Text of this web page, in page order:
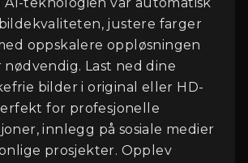
justere farger
oppskalere oppløsningen
nødvendig. Last ned dine
bilder i original eller HD-
for profesjonelle
innlegg på sosiale medier
prosjekter. Opplev